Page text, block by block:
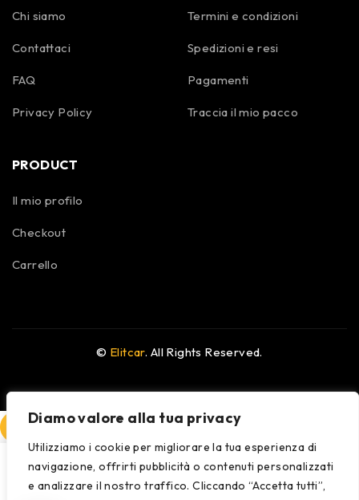
Diamo valore alla tua privacy
Utilizziamo i cookie per migliorare la tua esperienza di
navigazione, offrirti pubblicità o contenuti personalizzati
e analizzare il nostro traffico. Cliccando “Accetta tutti”,
Chi siamo
Contattaci
FAQ
Privacy Policy
Termini e condizioni
Spedizioni e resi
Pagamenti
Traccia il mio pacco
PRODUCT
Il mio profilo
Checkout
Carrello
© Elitcar. All Rights Reserved.
COMPARE (0)